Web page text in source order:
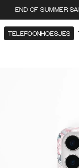
END OF SUMMER
TELEFOONHOESJES